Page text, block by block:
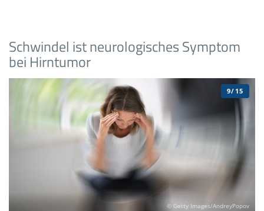
Schwindel ist neurologisches Symptom
bei Hirntumor
© Getty Images/AndreyPopov
9/15